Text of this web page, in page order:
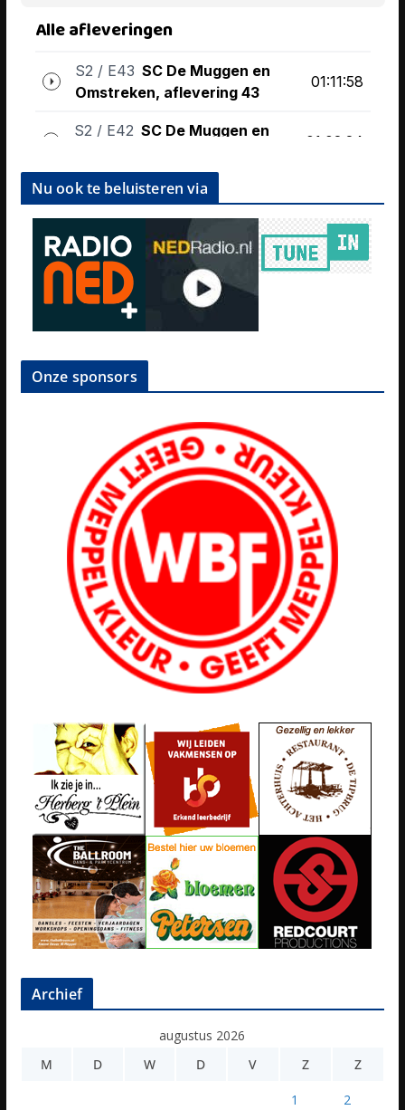
Nu ook te beluisteren via
Onze sponsors
Archief
augustus 2026
M
D W D V Z Z
1 2